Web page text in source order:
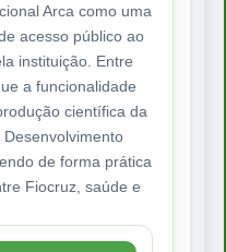
Arca como uma
acesso público ao
instituição. Entre
a funcionalidade
científica da
de forma prática
Fiocruz, saúde e